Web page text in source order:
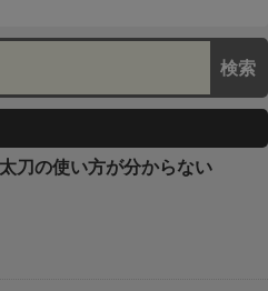
刀の使い方が分からない